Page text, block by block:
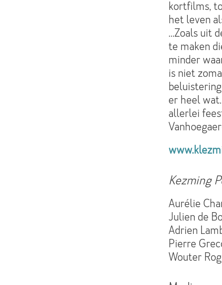
kortfilms,
het leven
…Zoals uit
te maken
minder
is niet
er heel
allerlei
Kezming
Aurélie
Julien de
Adrien
Pierre
Wouter